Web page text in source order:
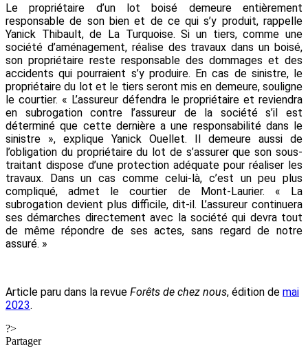
Le propriétaire d’un lot boisé demeure entièrement
responsable de son bien et de ce qui s’y produit, rappelle
Yanick Thibault, de La Turquoise. Si un tiers, comme une
société d’aménagement, réalise des travaux dans un boisé,
son propriétaire reste responsable des dommages et des
accidents qui pourraient s’y produire. En cas de sinistre, le
propriétaire du lot et le tiers seront mis en demeure, souligne
le courtier. « L’assureur défendra le propriétaire et reviendra
en subrogation contre l’assureur de la société s’il est
déterminé que cette dernière a une responsabilité dans le
sinistre », explique Yanick Ouellet. Il demeure aussi de
l’obligation du propriétaire du lot de s’assurer que son sous-
traitant dispose d’une protection adéquate pour réaliser les
travaux. Dans un cas comme celui-là, c’est un peu plus
compliqué, admet le courtier de Mont-Laurier. « La
subrogation devient plus difficile, dit-il. L’assureur continuera
ses démarches directement avec la société qui devra tout
de même répondre de ses actes, sans regard de notre
assuré. »
Article paru dans la revue Forêts de chez nous, édition de mai
2023.
?>
Partager